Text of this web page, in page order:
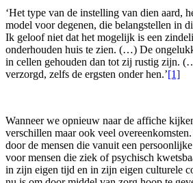
‘Het type van de instelling van dien aard,
model voor degenen, die belangstellen in
Ik geloof niet dat het mogelijk is een
onderhouden huis te zien. (…) De
in cellen gehouden dan tot zij rustig zijn.
verzorgd, zelfs de ergsten onder hen.’[1]
Wanneer we opnieuw naar de affiche
verschillen maar ook veel
door de mensen die vanuit een
voor mensen die ziek of psychisch
in zijn eigen tijd en in zijn eigen culturele